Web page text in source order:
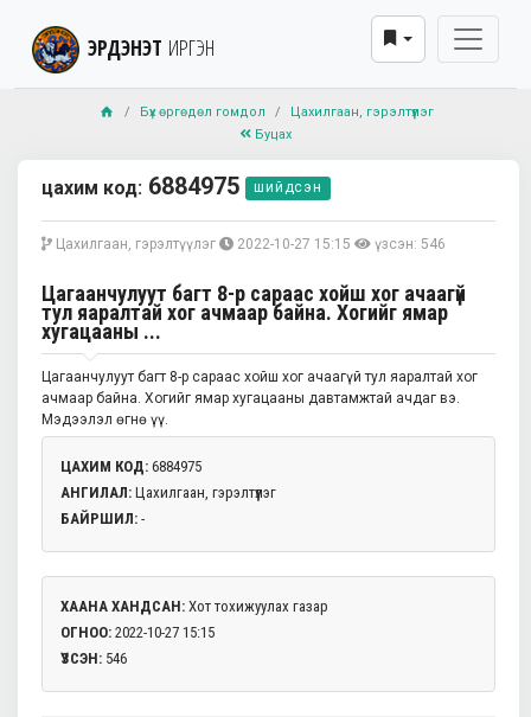
ЭРДЭНЭТ ИРГЭН
Бүх өргөдөл гомдол
Цахилгаан, гэрэлтүүлэг
Буцах
цахим код: 6884975 шийдсэн
Цахилгаан, гэрэлтүүлэг 2022-10-27 15:15 үзсэн: 546
Цагаанчулуут багт 8-р сараас хойш хог ачаагүй
тул яаралтай хог ачмаар байна. Хогийг ямар
хугацааны ...
Цагаанчулуут багт 8-р сараас хойш хог ачаагүй тул яаралтай хог
ачмаар байна. Хогийг ямар хугацааны давтамжтай ачдаг вэ.
Мэдээлэл өгнө үү.
ЦАХИМ КОД: 6884975
АНГИЛАЛ: Цахилгаан, гэрэлтүүлэг
БАЙРШИЛ: -
ХААНА ХАНДСАН: Хот тохижуулах газар
ОГНОО: 2022-10-27 15:15
ҮЗСЭН: 546